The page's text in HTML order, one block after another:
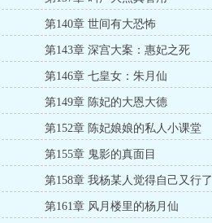
第140章 世间有大恐怖
第143章 深宫大案：惠妃之死
第146章 七皇女：朱月仙
第149章 陈妃的大恩大德
第152章 陈妃娘娘的私人小课堂
第155章 鬼影的真面目
第158章 我杨某人觉得自己又行了
第161章 风月楼里的杨月仙